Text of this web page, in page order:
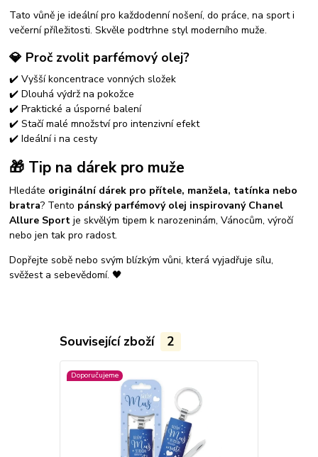
Tato vůně je ideální pro každodenní nošení, do práce, na sport i
večerní příležitosti. Skvěle podtrhne styl moderního muže.
💎 Proč zvolit parfémový olej?
✔️ Vyšší koncentrace vonných složek
✔️ Dlouhá výdrž na pokožce
✔️ Praktické a úsporné balení
✔️ Stačí malé množství pro intenzivní efekt
✔️ Ideální i na cesty
🎁 Tip na dárek pro muže
Hledáte originální dárek pro přítele, manžela, tatínka nebo
bratra? Tento pánský parfémový olej inspirovaný Chanel
Allure Sport je skvělým tipem k narozeninám, Vánocům, výročí
nebo jen tak pro radost.
Dopřejte sobě nebo svým blízkým vůni, která vyjadřuje sílu,
svěžest a sebevědomí. 🖤
Související zboží 2
Doporučujeme